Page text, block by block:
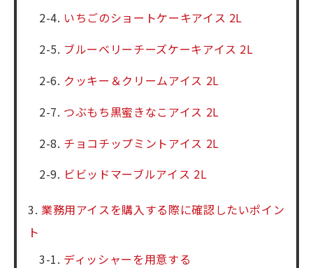
いちごのショートケーキアイス 2L
ブルーベリーチーズケーキアイス 2L
クッキー＆クリームアイス 2L
つぶもち黒蜜きなこアイス 2L
チョコチップミントアイス 2L
ビビッドマーブルアイス 2L
業務用アイスを購入する際に確認したいポイン
ト
ディッシャーを用意する